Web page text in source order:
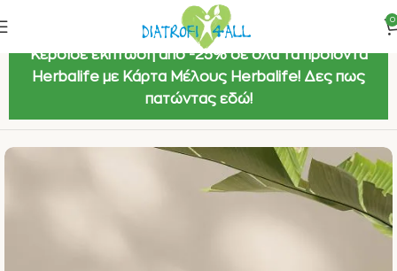
0
Κέρδισε έκπτωση από -25% σε όλα τα προϊόντα
Herbalife με Κάρτα Μέλους Herbalife! Δες πως
πατώντας εδώ!